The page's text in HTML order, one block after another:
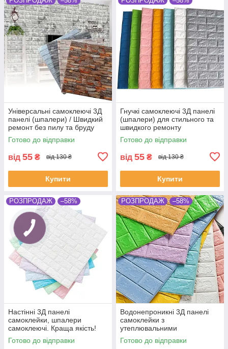
Універсальні самоклеючі 3Д
панелі (шпалери) / Швидкий
ремонт без пилу та бруду
Готово до відправки
від 55 ₴ від 130 ₴
Купити
Гнучкі самоклеючі 3Д панелі
(шпалери) для стильного та
швидкого ремонту
Готово до відправки
від 55 ₴ від 130 ₴
Купити
РОЗПРОДАЖ –58%
Настінні 3Д панелі
самоклейки, шпалери
самоклеючі. Краща якість!
Готово до відправки
РОЗПРОДАЖ –58%
Водонепроникні 3Д панелі
самоклейки з
утеплювальними
властивостями /Самоклеючі
шпалери
Готово до відправки